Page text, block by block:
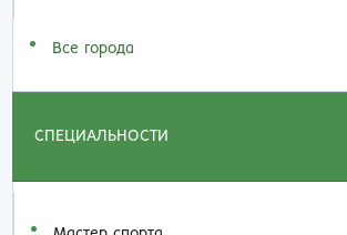
Все города
СПЕЦИАЛЬНОСТИ